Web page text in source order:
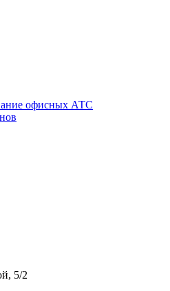
офисных АТС
5/2